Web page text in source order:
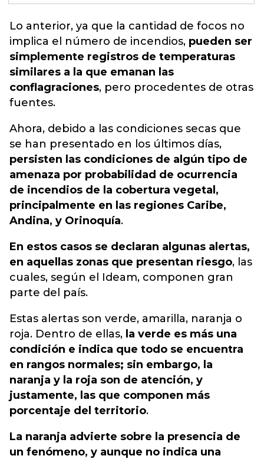
Lo anterior, ya que la cantidad de focos no
implica el número de incendios, pueden ser
simplemente registros de temperaturas
similares a la que emanan las
conflagraciones, pero procedentes de otras
fuentes.
Ahora, debido a las condiciones secas que
se han presentado en los últimos días,
persisten las condiciones de algún tipo de
amenaza por probabilidad de ocurrencia
de incendios de la cobertura vegetal,
principalmente en las regiones Caribe,
Andina, y Orinoquía.
En estos casos se declaran algunas alertas,
en aquellas zonas que presentan riesgo, las
cuales, según el Ideam, componen gran
parte del país.
Estas alertas son verde, amarilla, naranja o
roja. Dentro de ellas, la verde es más una
condición e indica que todo se encuentra
en rangos normales; sin embargo, la
naranja y la roja son de atención, y
justamente, las que componen más
porcentaje del territorio.
La naranja advierte sobre la presencia de
un fenómeno, y aunque no indica una